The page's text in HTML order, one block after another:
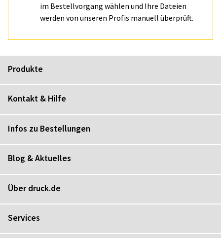
im Bestellvorgang wählen und Ihre Dateien
werden von unseren Profis manuell überprüft.
Produkte
Kontakt & Hilfe
Infos zu Bestellungen
Blog & Aktuelles
Über druck.de
Services